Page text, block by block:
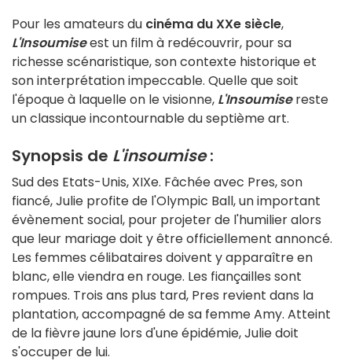
Pour les amateurs du cinéma du XXe siècle,
L'Insoumiseest un film à redécouvrir, pour sa
richesse scénaristique, son contexte historique et
son interprétation impeccable. Quelle que soit
l'époque à laquelle on le visionne, L'Insoumisereste
un classique incontournable du septième art.
Synopsis de L'insoumise:
Sud des Etats-Unis, XIXe. Fâchée avec Pres, son
fiancé, Julie profite de l'Olympic Ball, un important
évènement social, pour projeter de l'humilier alors
que leur mariage doit y être officiellement annoncé.
Les femmes célibataires doivent y apparaître en
blanc, elle viendra en rouge. Les fiançailles sont
rompues. Trois ans plus tard, Pres revient dans la
plantation, accompagné de sa femme Amy. Atteint
de la fièvre jaune lors d'une épidémie, Julie doit
s'occuper de lui.